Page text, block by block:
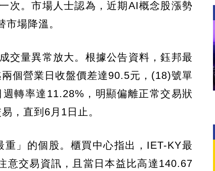
次。市場人士認為，近期AI概念股漲勢
場降溫。
交量異常放大。根據公告資料，鈺邦最
個營業日收盤價差達90.5元，(18)號單
轉率達11.28%，明顯偏離正常交易狀
，直到6月1日止。
」的個股。櫃買中心指出，IET-KY最
意交易資訊，且當日本益比高達140.67